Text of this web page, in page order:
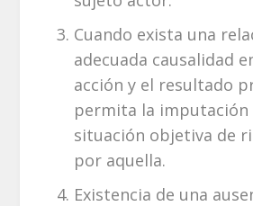
Cuando exista una
adecuada causalidad
acción y el resultado
permita la imputación
situación objetiva de
por aquella.
Existencia de una